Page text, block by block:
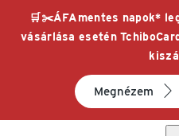
🛒✂️ÁFAmentes napok*
vásárlása esetén
Megnézem